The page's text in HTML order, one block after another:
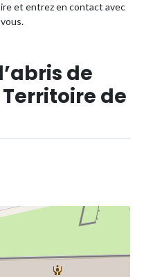
et entrez en contact avec
de
de